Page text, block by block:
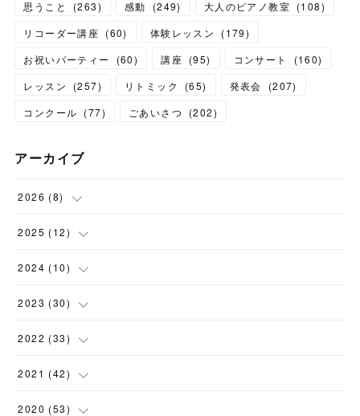
思うこと
(263) 感動 (249) 大人のピアノ教室 (108)
リコーダー講座 (60) 体験レッスン (179)
お祝いパーティー
(60) 講座 (95) コンサート (160)
レッスン
(257) リトミック (65) 発表会 (207)
コンクール (77) ごあいさつ (202)
アーカイブ
2026 (8)
(1)
(3)
(1)
(2)
2025 (12)
(1)
(1)
(1)
( 1)
2024 (10)
(1)
(4)
(1)
(1)
2023 (30)
(1)
(1)
(1)
2022 (33)
(5)
(1)
2021 (42)
(1)
2020 (53)